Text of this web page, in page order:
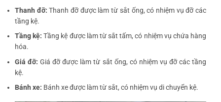
Thanh đỡ: Thanh đỡ được làm từ sắt ống, có nhiệm vụ đỡ các
tầng kệ.
Tầng kệ: Tầng kệ được làm từ sắt tấm, có nhiệm vụ chứa hàng
hóa.
Giá đỡ: Giá đỡ được làm từ sắt ống, có nhiệm vụ đỡ các tầng
kệ.
Bánh xe: Bánh xe được làm từ sắt, có nhiệm vụ di chuyển kệ.